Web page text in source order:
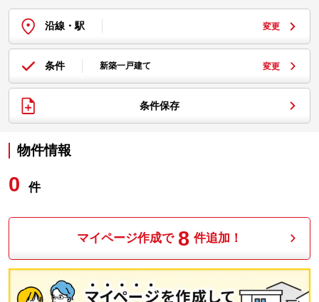
沿線・駅 変更
条件 新築一戸建て 変更
条件保存
物件情報
0 件
マイページ作成で 8 件追加！